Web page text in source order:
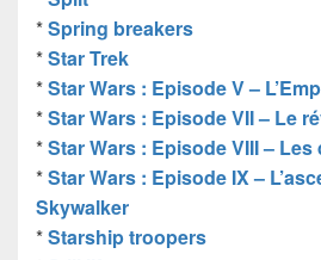
*Spring breakers
*Star Trek
*Star Wars : Episode V –
*Star Wars : Episode VII – Le
*Star Wars : Episode VIII –
*Star Wars : Episode IX –
Skywalker
*Starship troopers